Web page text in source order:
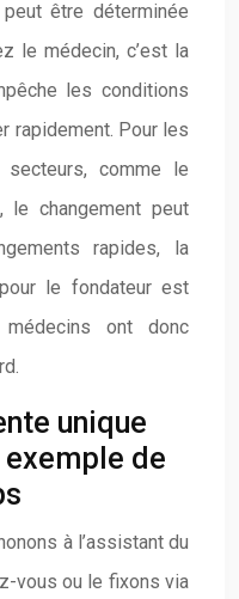
être déterminée
le médecin, c’est la
les conditions
rapidement. Pour les
secteurs, comme le
le changement peut
rapides, la
le fondateur est
ont donc
unique
de
à l’assistant du
vous ou le fixons via